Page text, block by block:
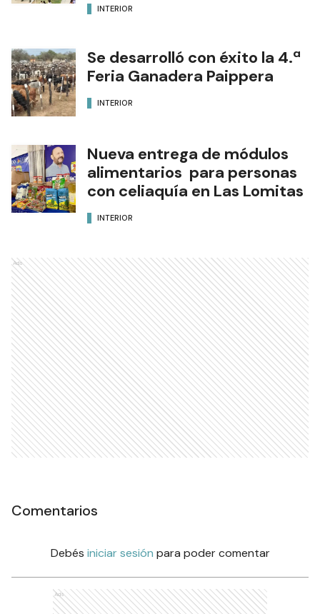
INTERIOR
Se desarrolló con éxito la 4.ª
Feria Ganadera Paippera
INTERIOR
Nueva entrega de módulos
alimentarios para personas
con celiaquía en Las Lomitas
INTERIOR
Ads
Comentarios
Debés iniciar sesión para poder comentar
Ads